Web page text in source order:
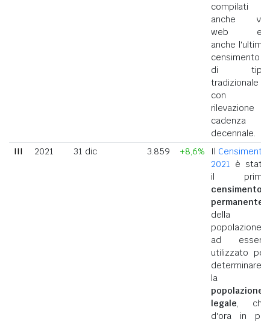
compilati
anche via
web ed
anche l'ultimo
censimento
di tipo
tradizionale
con
rilevazione a
cadenza
decennale.
III
2021 31 dic 3.859 +8,6% Il Censimento
2021 è stato
il primo
censimento
permanente
della
popolazione
ad essere
utilizzato per
determinare
la
popolazione
legale, che
d'ora in poi